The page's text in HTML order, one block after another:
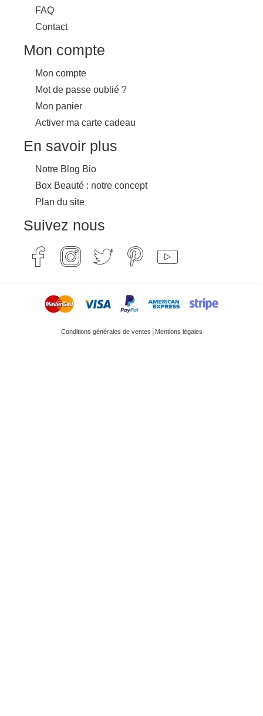
FAQ
Contact
Mon compte
Mon compte
Mot de passe oublié ?
Mon panier
Activer ma carte cadeau
En savoir plus
Notre Blog Bio
Box Beauté : notre concept
Plan du site
Suivez nous
Conditions générales de ventes Mentions légales